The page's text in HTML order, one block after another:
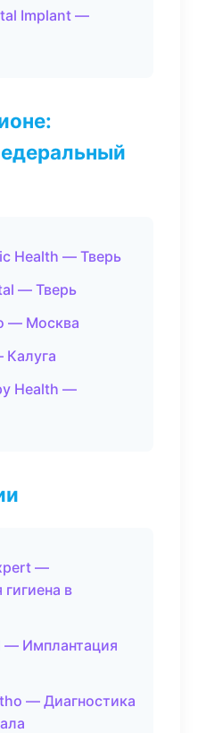
Implant —
Health — Тверь
— Тверь
— Москва
Health —
—
в
— Имплантация
— Диагностика